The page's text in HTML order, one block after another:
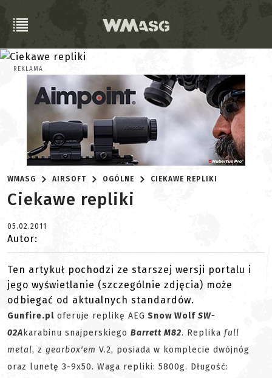
REKLAMA
WMASG AIRSOFT OGÓLNE CIEKAWE REPLIKI
Ciekawe repliki
05.02.2011
Autor:
Ten artykuł pochodzi ze starszej wersji portalu i
jego wyświetlanie (szczególnie zdjęcia) może
odbiegać od aktualnych standardów.
Gunfire.pl oferuje replikę AEG Snow Wolf SW-
02A karabinu snajperskiego Barrett M82. Replika full
metal, z gearbox'em V.2, posiada w komplecie dwójnóg
oraz lunetę 3-9x50. Waga repliki: 5800g. Długość: